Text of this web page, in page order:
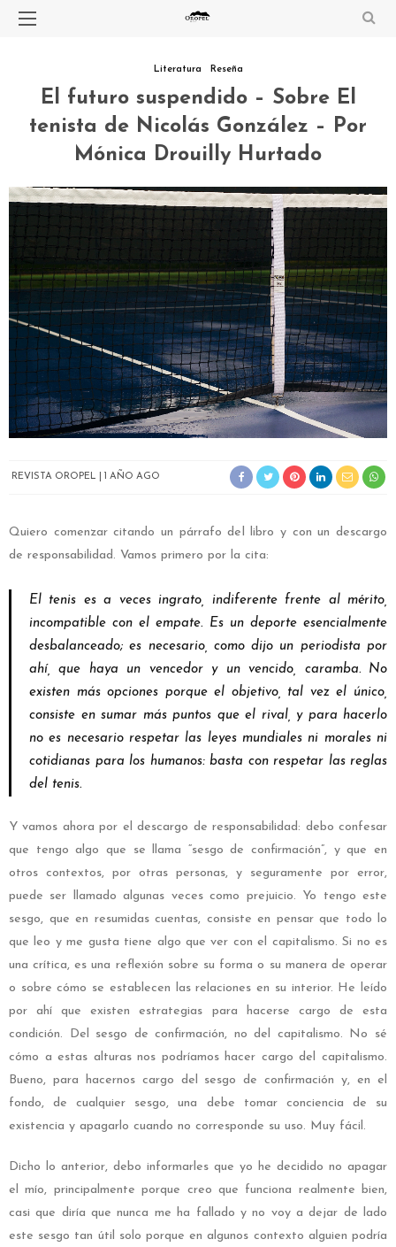
Literatura Reseña
El futuro suspendido – Sobre El
tenista de Nicolás González – Por
Mónica Drouilly Hurtado
REVISTA OROPEL 1 AÑO AGO
Quiero comenzar citando un párrafo del libro y con un descargo
de responsabilidad. Vamos primero por la cita:
El tenis es a veces ingrato, indiferente frente al mérito,
incompatible con el empate. Es un deporte esencialmente
desbalanceado; es necesario, como dijo un periodista por
ahí, que haya un vencedor y un vencido, caramba. No
existen más opciones porque el objetivo, tal vez el único,
consiste en sumar más puntos que el rival, y para hacerlo
no es necesario respetar las leyes mundiales ni morales ni
cotidianas para los humanos: basta con respetar las reglas
del tenis.
Y vamos ahora por el descargo de responsabilidad: debo confesar
que tengo algo que se llama “sesgo de confirmación”, y que en
otros contextos, por otras personas, y seguramente por error,
puede ser llamado algunas veces como prejuicio. Yo tengo este
sesgo, que en resumidas cuentas, consiste en pensar que todo lo
que leo y me gusta tiene algo que ver con el capitalismo. Si no es
una crítica, es una reflexión sobre su forma o su manera de operar
o sobre cómo se establecen las relaciones en su interior. He leído
por ahí que existen estrategias para hacerse cargo de esta
condición. Del sesgo de confirmación, no del capitalismo. No sé
cómo a estas alturas nos podríamos hacer cargo del capitalismo.
Bueno, para hacernos cargo del sesgo de confirmación y, en el
fondo, de cualquier sesgo, una debe tomar conciencia de su
existencia y apagarlo cuando no corresponde su uso. Muy fácil.
Dicho lo anterior, debo informarles que yo he decidido no apagar
el mío, principalmente porque creo que funciona realmente bien,
casi que diría que nunca me ha fallado y no voy a dejar de lado
este sesgo tan útil solo porque en algunos contexto alguien podría